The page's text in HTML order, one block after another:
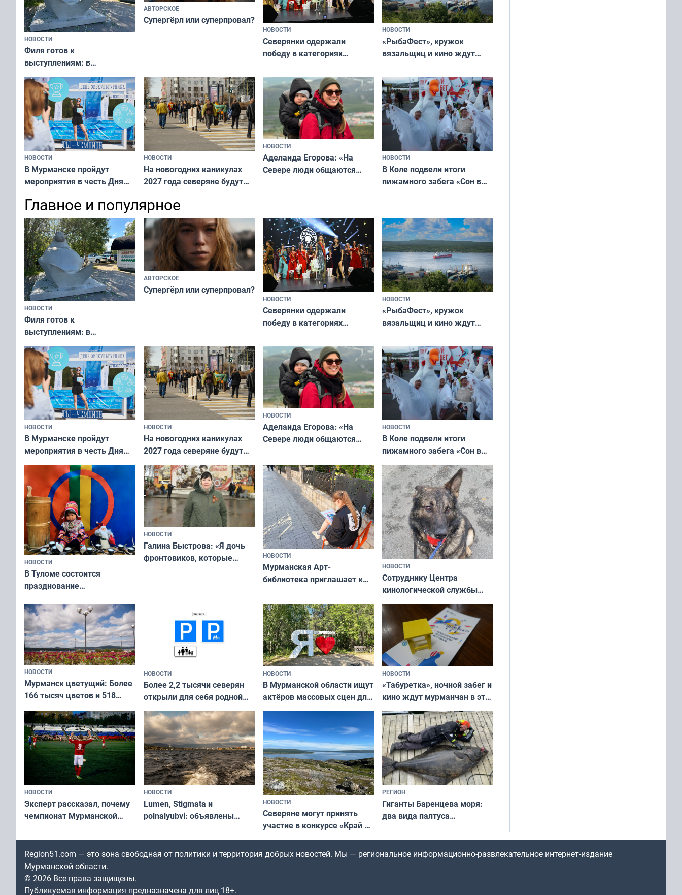
НОВОСТИ
Филя готов к
выступлениям: в
мурманском океанариуме
рассказали о состоянии
тюленей
АВТОРСКОЕ
Супергёрл или суперпровал?
НОВОСТИ
Северянки одержали
победу в категориях
«Мисс и Миссис Великая
Русь»
НОВОСТИ
«РыбаФест», кружок
вязальщиц и кино ждут
НОВОСТИ
В Мурманске пройдут
мероприятия в честь Дня
НОВОСТИ
На новогодних каникулах
2027 года северяне будут
НОВОСТИ
Аделаида Егорова: «На
Севере люди общаются
НОВОСТИ
В Коле подвели итоги
пижамного забега «Сон в
Главное и популярное
НОВОСТИ
Филя готов к
выступлениям: в
мурманском океанариуме
рассказали о состоянии
тюленей
АВТОРСКОЕ
Супергёрл или суперпровал?
НОВОСТИ
Северянки одержали
победу в категориях
«Мисс и Миссис Великая
Русь»
НОВОСТИ
«РыбаФест», кружок
вязальщиц и кино ждут
НОВОСТИ
В Мурманске пройдут
мероприятия в честь Дня
физкультурника
НОВОСТИ
На новогодних каникулах
2027 года северяне будут
отдыхать 11 дней
НОВОСТИ
Аделаида Егорова: «На
Севере люди общаются
а потому что
ты им интересен»
НОВОСТИ
В Коле подвели итоги
пижамного забега «Сон в
Олимпийскую ночь»
НОВОСТИ
В Туломе состоится
празднование
коренных народов мира
НОВОСТИ
Галина Быстрова: «Я дочь
фронтовиков, которые
НОВОСТИ
Мурманская Арт-
библиотека приглашает к
и фотографов
НОВОСТИ
Сотруднику Центра
кинологической службы
ищут новый дом
НОВОСТИ
Мурманск цветущий: Более
166 тысяч цветов и 518
НОВОСТИ
Более 2,2 тысячи северян
открыли для себя родной
край в рамках проекта
«Туризм для своих»
НОВОСТИ
В Мурманской области ищут
актёров массовых сцен для
съёмок в
короткометражном фильме
НОВОСТИ
«Табуретка», ночной забег и
кино ждут мурманчан в эти
выходные
НОВОСТИ
Эксперт рассказал, почему
чемпионат Мурманской
незамеченным
НОВОСТИ
Lumen, Stigmata и
polnalyubvi: объявлены
«Имандра» в 2026 года
НОВОСТИ
Северяне могут принять
участие в конкурсе «Край у
северной границы: фотогид
по Печенгскому округу»
РЕГИОН
Гиганты Баренцева моря:
два вида палтуса
Region51.com — это зона свободная от политики и территория добрых новостей. Мы — региональное информационно-развлекательное интернет-издание
Мурманской области.
© 2026 Все права защищены.
Публикуемая информация предназначена для лиц 18+.